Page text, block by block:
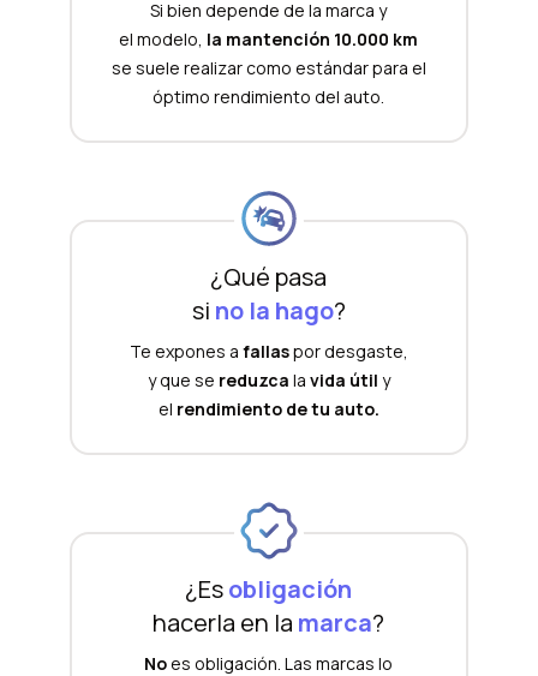
Si bien depende de la marca y
el modelo, la mantención 10.000 km
se suele realizar como estándar para el
óptimo rendimiento del auto.
¿Qué pasa
si no la hago?
Te expones a fallaspor desgaste,
y que se reduzca la vida útil y
el rendimiento de tu auto.
¿Esobligación
hacerla en la marca?
Noes obligación. Las marcas lo